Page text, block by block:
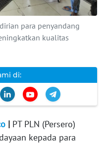
para penyandang
kualitas
di:
| PT PLN (Persero)
kepada para